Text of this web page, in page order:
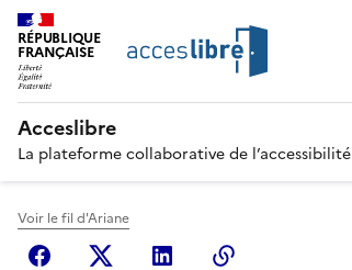
RÉPUBLIQUE
FRANÇAISE
Acceslibre
La plateforme collaborative de l’accessibilité
Voir le fil d'Ariane
FacebookX (anciennement Twitter)
Linkedin